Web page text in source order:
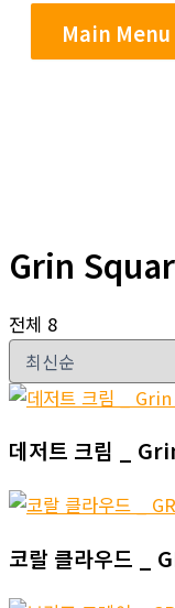
Main Menu
Grin
전체 8
데저트 크림 _
코랄 클라우드 _